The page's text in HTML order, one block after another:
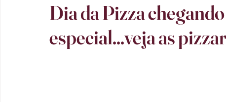
Dia da Pizza
especial...veja as